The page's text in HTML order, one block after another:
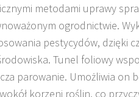
metodami uprawy
ogrodnictwie.
pestycydów, dzięki
Tunel foliowy
parowanie. Umożliwia on
korzeni roślin, co